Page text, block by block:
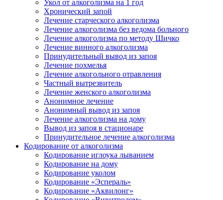
Укол от алкоголизма на 1 год
Хронический запой
Лечение старческого алкоголизма
Лечение алкоголизма без ведома больного
Лечение алкоголизма по методу Шичко
Лечение винного алкоголизма
Принудительный вывод из запоя
Лечение похмелья
Лечение алкогольного отравления
Частный вытрезвитель
Лечение женского алкоголизма
Анонимное лечение
Анонимный вывод из запоя
Лечение алкоголизма на дому
Вывод из запоя в стационаре
Принудительное лечение алкоголизма
Кодирование от алкоголизма
Кодирование иглоука лыванием
Кодирование на дому
Кодирование уколом
Кодирование «Эспераль»
Кодирование «Аквилонг»